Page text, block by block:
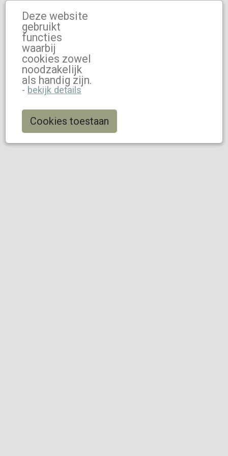
Deze website
gebruikt
functies
waarbij
cookies zowel
noodzakelijk
als handig zijn.
- bekijk details
Cookies toestaan